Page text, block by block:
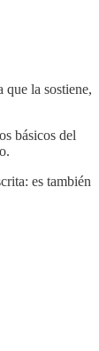
que la sostiene,
básicos del
es también